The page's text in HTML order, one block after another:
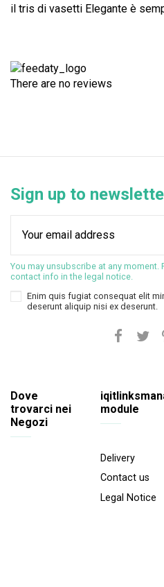
il tris di vasetti Elegante è
There are no reviews
Sign up to
You may unsubscribe at any
contact info in the legal notice.
Enim quis fugiat consequat elit
deserunt aliquip nisi ex deserunt.
Dove
trovarci nei
Negozi
module
Delivery
Contact us
Legal Notice